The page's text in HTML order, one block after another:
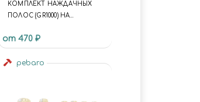
КОМПЛЕКТ НАЖДАЧНЫХ
ПОЛОС (GR1000) НА
от 470 ₽
pebaro